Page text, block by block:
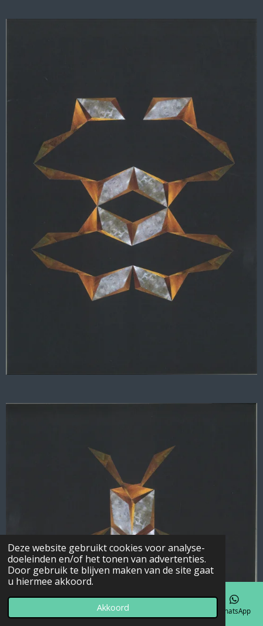
Deze website gebruikt cookies voor analyse-
doeleinden en/of het tonen van advertenties.
Door gebruik te blijven maken van de site gaat
u hiermee akkoord.
Akkoord
Telefoonnummer WhatsApp